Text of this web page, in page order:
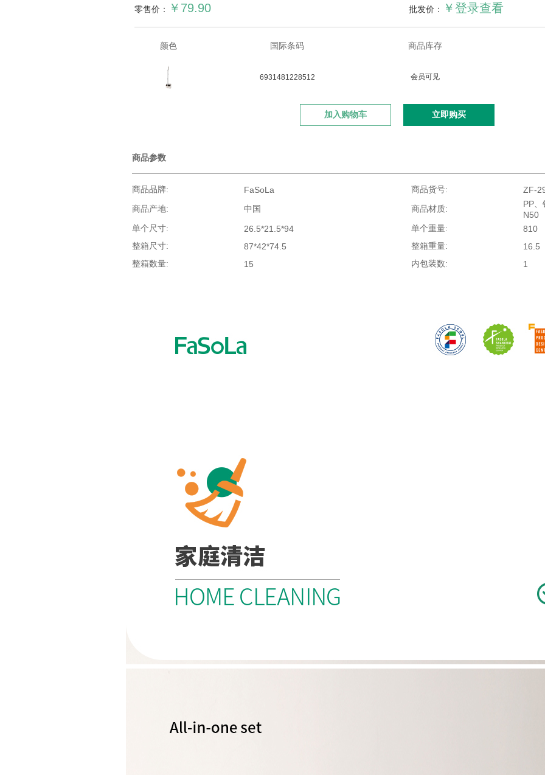
零售价：
￥79.90 批发价： ￥登录查看
颜色 国际条码 商品库存
6931481228512 会员可见
商品参数
商品品牌: FaSoLa 商品货号:
ZF-
商品产地:
中国 商品材质:
PP
N50
单个尺寸:
26.5*21.5*94 单个重量:
810
整箱尺寸:
87*42*74.5 整箱重量:
16.5
整箱数量:
15 内包装数: 1